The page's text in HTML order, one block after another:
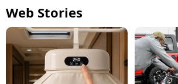
Web Stories